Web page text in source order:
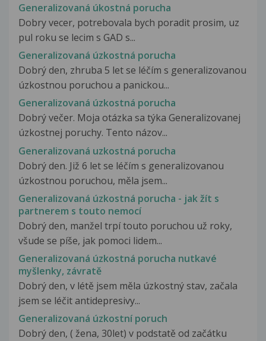
Generalizovaná úkostná porucha
Dobry vecer, potrebovala bych poradit prosim, uz
pul roku se lecim s GAD s...
Generalizovaná úzkostná porucha
Dobrý den, zhruba 5 let se léčím s generalizovanou
úzkostnou poruchou a panickou...
Generalizovaná úzkostná porucha
Dobrý večer. Moja otázka sa týka Generalizovanej
úzkostnej poruchy. Tento názov...
Generalizovaná uzkostná porucha
Dobrý den. Již 6 let se léčím s generalizovanou
úzkostnou poruchou, měla jsem...
Generalizovaná úzkostná porucha - jak žít s
partnerem s touto nemocí
Dobrý den, manžel trpí touto poruchou už roky,
všude se píše, jak pomoci lidem...
Generalizovaná úzkostná porucha nutkavé
myšlenky, závratě
Dobrý den, v létě jsem měla úzkostný stav, začala
jsem se léčit antidepresivy...
Generalizovaná úzkostní poruch
Dobrý den, ( žena, 30let) v podstatě od začátku